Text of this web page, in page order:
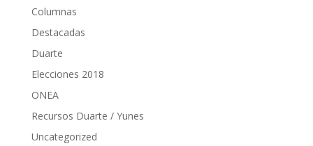
Columnas
Destacadas
Duarte
Elecciones 2018
ONEA
Recursos Duarte / Yunes
Uncategorized